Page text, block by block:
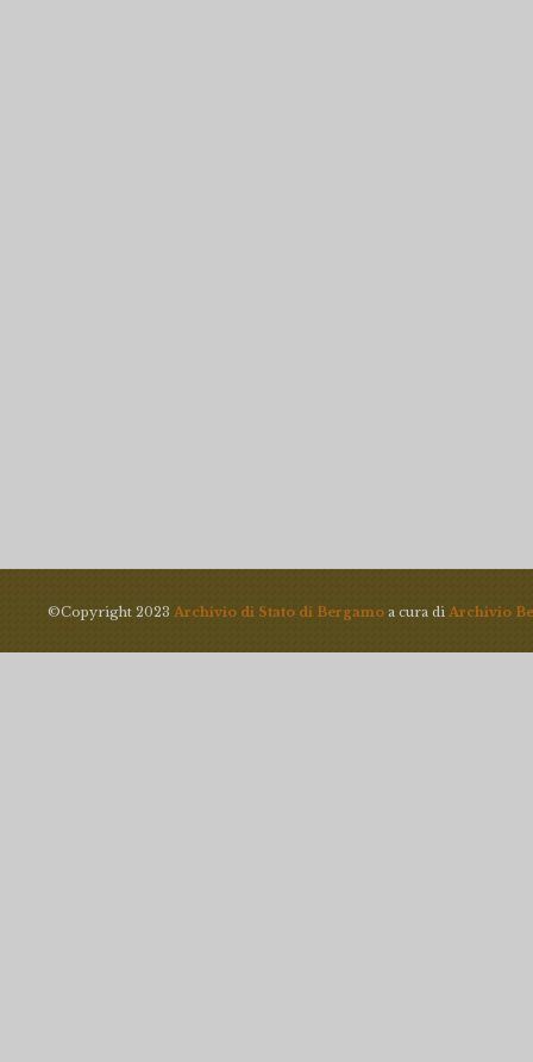
©Copyright 2023 Archivio di Stato di Bergamo a cura di Archivio